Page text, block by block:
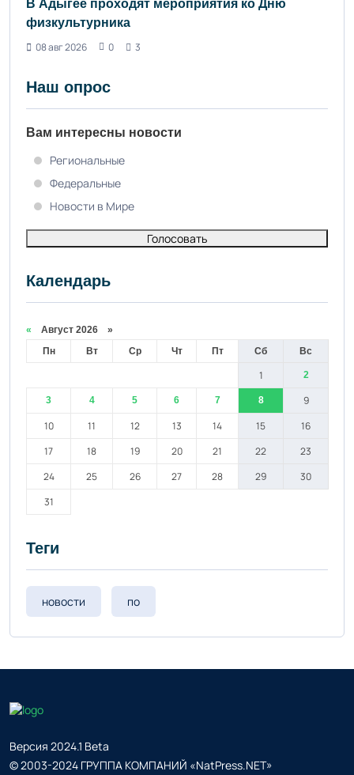
В Адыгее проходят мероприятия ко Дню
физкультурника
08 авг 2026
0 3
Наш опрос
Вам интересны новости
Региональные
Федеральные
Новости в Мире
Голосовать
Календарь
« Август 2026 »
Пн
Вт Ср Чт Пт Сб Вс
1 2
3 4 5 6 7 8
9
10
11 12 13 14 15
16
17
18 19 20 21 22
23
24
25 26 27 28 29
30
31
Теги
новости по
Версия 2024.1 Beta
© 2003-2024 ГРУППА КОМПАНИЙ «NatPress.NET»